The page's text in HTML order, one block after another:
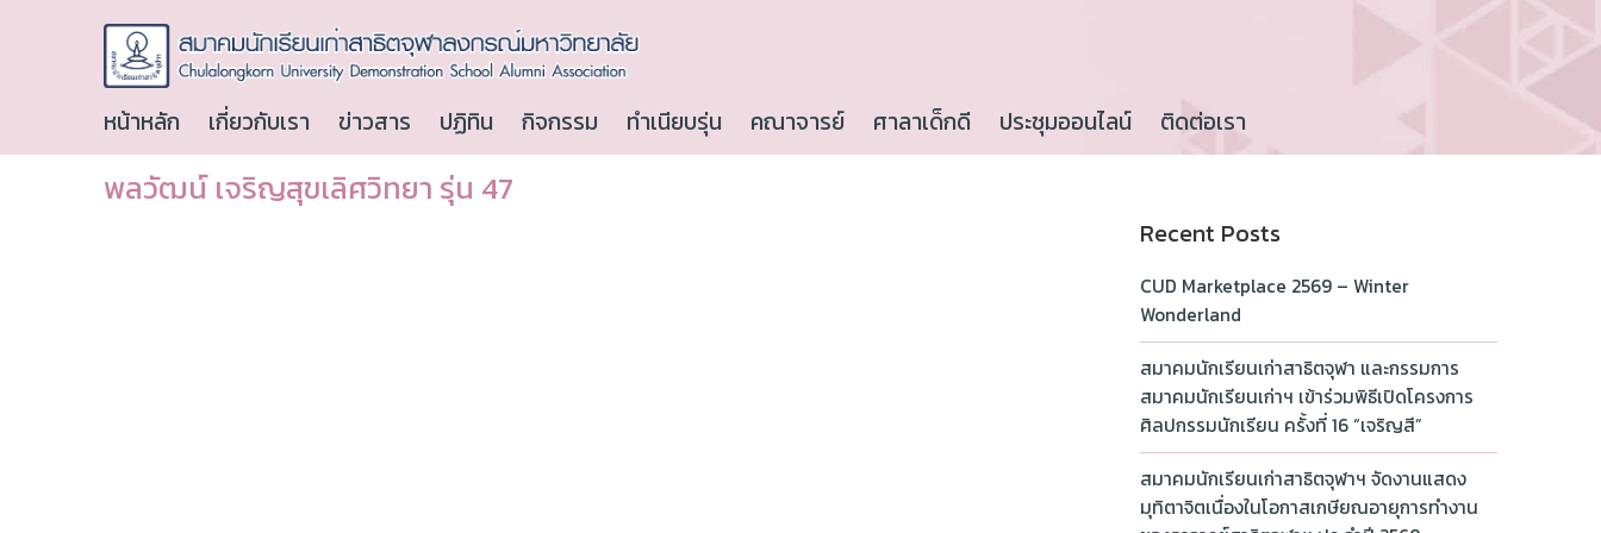
หน้าหลัก เกี่ยวกับเรา ข่าวสาร ปฏิทิน กิจกรรม ทำเนียบรุ่น คณาจารย์ ศาลาเด็กดี ประชุมออนไลน์ ติดต่อเรา
พลวัฒน์ เจริญสุขเลิศวิทยา รุ่น 47
Recent Posts
CUD Marketplace 2569 – Winter
Wonderland
สมาคมนักเรียนเก่าสาธิตจุฬา และกรรมการ
สมาคมนักเรียนเก่าฯ เข้าร่วมพิธีเปิดโครงการ
ศิลปกรรมนักเรียน ครั้งที่ 16 “เจริญสี”
สมาคมนักเรียนเก่าสาธิตจุฬาฯ จัดงานแสดง
มุทิตาจิตเนื่องในโอกาสเกษียณอายุการทำงาน